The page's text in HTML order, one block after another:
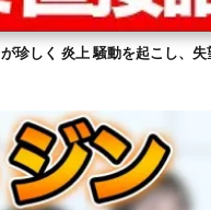
が珍しく 炎上 騒動を起こし、